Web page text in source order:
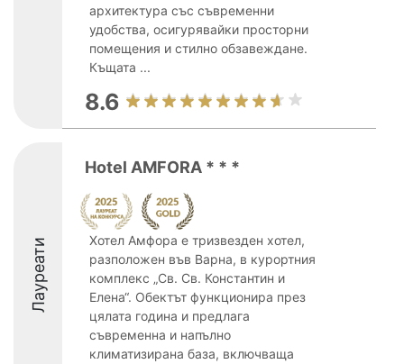
архитектура със съвременни
удобства, осигурявайки просторни
помещения и стилно обзавеждане.
Къщата ...
8.6
Лауреати
Hotel AMFORA * * *
Хотел Амфора е тризвезден хотел,
разположен във Варна, в курортния
комплекс „Св. Св. Константин и
Елена“. Обектът функционира през
цялата година и предлага
съвременна и напълно
климатизирана база, включваща